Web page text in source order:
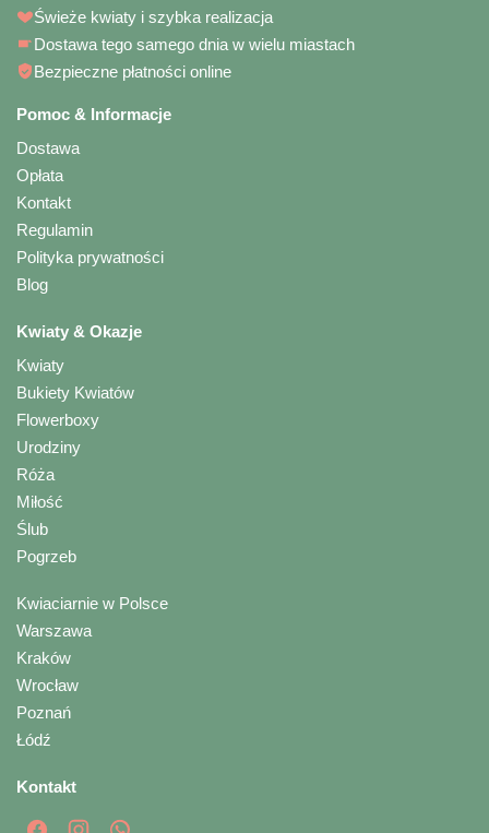
Świeże kwiaty i szybka realizacja
Dostawa tego samego dnia w wielu miastach
Bezpieczne płatności online
Pomoc & Informacje
Dostawa
Opłata
Kontakt
Regulamin
Polityka prywatności
Blog
Kwiaty & Okazje
Kwiaty
Bukiety Kwiatów
Flowerboxy
Urodziny
Róża
Miłość
Ślub
Pogrzeb
Kwiaciarnie w Polsce
Warszawa
Kraków
Wrocław
Poznań
Łódź
Kontakt